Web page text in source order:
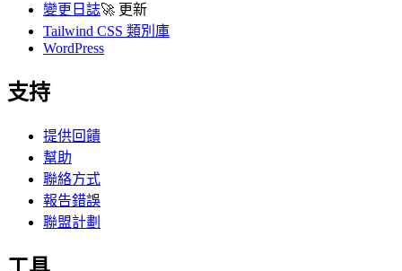
變更日誌🚀 更新
Tailwind CSS 類別庫
WordPress
支持
提供回饋
幫助
聯絡方式
報告錯誤
聯盟計劃